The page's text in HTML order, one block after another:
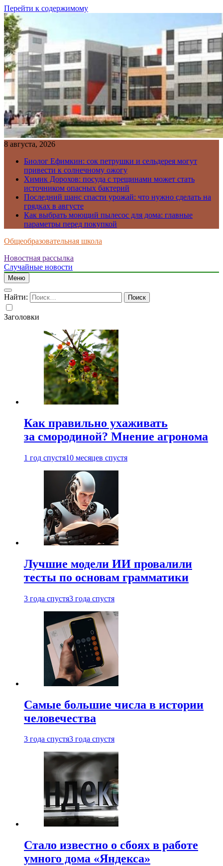
Перейти к содержимому
8 августа, 2026
Биолог Ефимкин: сок петрушки и сельдерея могут
привести к солнечному ожогу
Химик Дорохов: посуда с трещинами может стать
источником опасных бактерий
Последний шанс спасти урожай: что нужно сделать на
грядках в августе
Как выбрать моющий пылесос для дома: главные
параметры перед покупкой
Общеобразовательная школа
Новостная рассылка
Случайные новости
Меню
Найти:
Заголовки
Как правильно ухаживать
за смородиной? Мнение агронома
1 год спустя10 месяцев спустя
Лучшие модели ИИ провалили
тесты по основам грамматики
3 года спустя3 года спустя
Самые большие числа в истории
человечества
3 года спустя3 года спустя
Стало известно о сбоях в работе
умного дома «Яндекса»